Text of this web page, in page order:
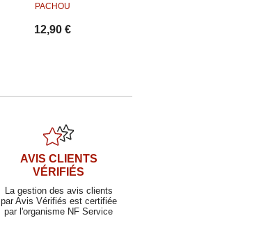
PACHOU
12,90 €
AVIS CLIENTS
VÉRIFIÉS
La gestion des avis clients
par Avis Vérifiés est certifiée
par l'organisme NF Service